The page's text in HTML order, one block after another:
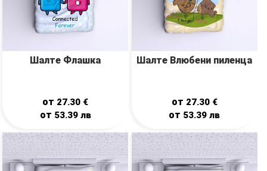
Шалте Флашка
от 27.30 €
от 53.39 лв
Шалте Влюбени пиленца
от 27.30 €
от 53.39лв